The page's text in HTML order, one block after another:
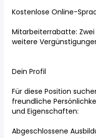
Kostenlose Online-
Mitarbeiterrabatte: Zwei
weitere
Dein Profil
Für diese Position
freundliche
und Eigenschaften:
Abgeschlossene